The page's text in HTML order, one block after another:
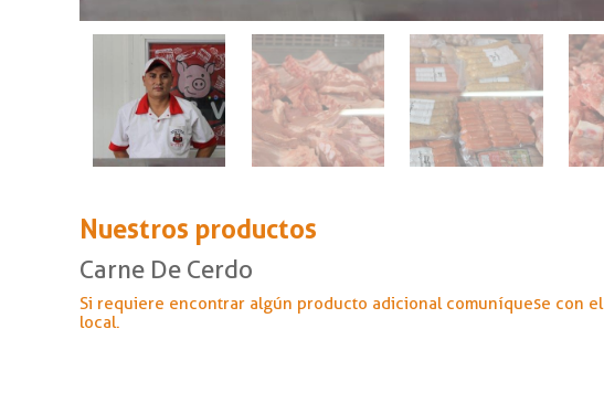
Nuestros productos
Carne De Cerdo
Si requiere encontrar algún producto adicional comuníquese con el
local.